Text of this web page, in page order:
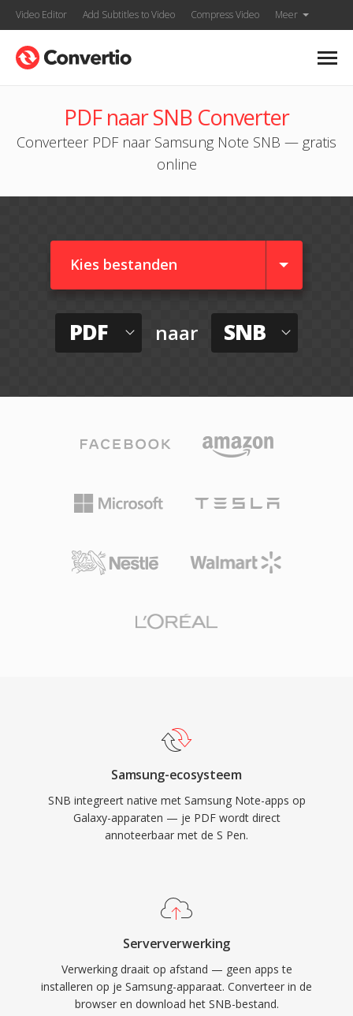
Video Editor Add Subtitles to Video Compress Video Meer
PDF naar SNB Converter
Converteer PDF naar Samsung Note SNB — gratis
online
Kies bestanden
PDF naar SNB
Samsung-ecosysteem
SNB integreert native met Samsung Note-apps op
Galaxy-apparaten — je PDF wordt direct
annoteerbaar met de S Pen.
Serververwerking
Verwerking draait op afstand — geen apps te
installeren op je Samsung-apparaat. Converteer in de
browser en download het SNB-bestand.